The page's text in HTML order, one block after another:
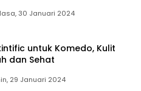
30 Januari 2024
untuk Komedo, Kulit
dan Sehat
29 Januari 2024